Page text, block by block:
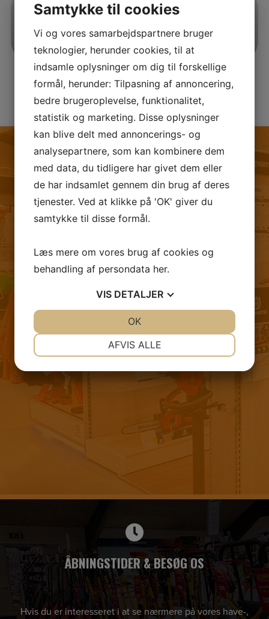
FØLG OS PÅ FACEBOOK
ÅBNINGSTIDER & BESØG OS
Hvis du er interesseret i at se nærmere på vores have-,
Samtykke til cookies
Vi og vores samarbejdspartnere bruger
teknologier, herunder cookies, til at
indsamle oplysninger om dig til forskellige
formål, herunder: Tilpasning af annoncering,
bedre brugeroplevelse, funktionalitet,
statistik og marketing. Disse oplysninger
kan blive delt med annoncerings- og
analysepartnere, som kan kombinere dem
med data, du tidligere har givet dem eller
de har indsamlet gennem din brug af deres
tjenester. Ved at klikke på 'OK' giver du
samtykke til disse formål.
Læs mere om vores brug af cookies og
behandling af persondata her.
VIS DETALJER
MARKETING STATISTIK
AFVIS ALLE
OK